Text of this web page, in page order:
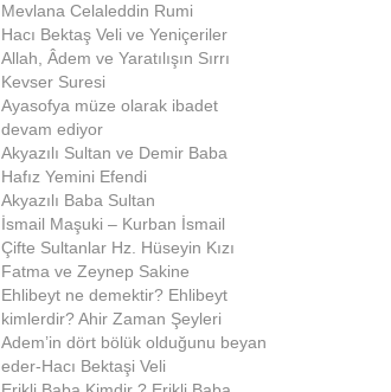
Mevlana Celaleddin Rumi
Hacı Bektaş Veli ve Yeniçeriler
Allah, Âdem ve Yaratılışın Sırrı
Kevser Suresi
Ayasofya müze olarak ibadet
devam ediyor
Akyazılı Sultan ve Demir Baba
Hafız Yemini Efendi
Akyazılı Baba Sultan
İsmail Maşuki – Kurban İsmail
Çifte Sultanlar Hz. Hüseyin Kızı
Fatma ve Zeynep Sakine
Ehlibeyt ne demektir? Ehlibeyt
kimlerdir? Ahir Zaman Şeyleri
Adem’in dört bölük olduğunu beyan
eder-Hacı Bektaşi Veli